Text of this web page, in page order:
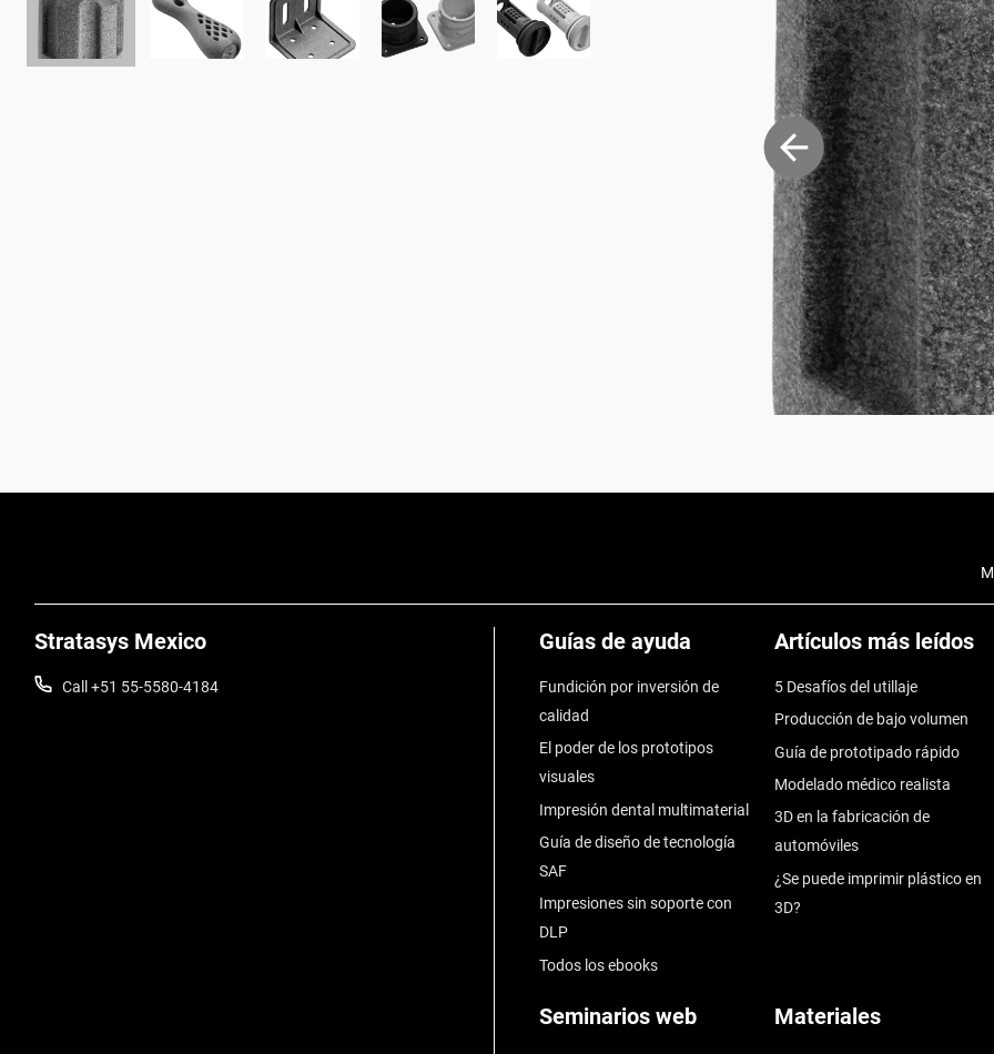
Stratasys Mexico
Call +51 55-5580-4184
Guías de ayuda
Fundición por inversión de
calidad
El poder de los prototipos
visuales
Impresión dental multimaterial
Guía de diseño de tecnología
SAF
Impresiones sin soporte con
DLP
Todos los ebooks
Artículos más leídos
5 Desafíos del utillaje
Producción de bajo volumen
Guía de prototipado rápido
Modelado médico realista
3D en la fabricación de
automóviles
¿Se puede imprimir plástico en
3D?
Seminarios web Materiales